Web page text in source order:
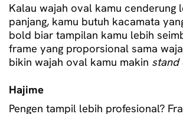
Kalau wajah oval kamu cenderung
panjang, kamu butuh kacamata
bold biar tampilan kamu lebih
frame yang proporsional sama
bikin wajah oval kamu makin stand
Hajime
Pengen tampil lebih profesional?